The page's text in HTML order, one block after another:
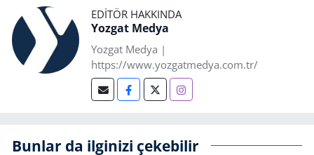
EDITÖR HAKKINDA
Yozgat Medya
Yozgat Medya |
https://www.yozgatmedya.com.tr/
Bunlar da ilginizi çekebilir